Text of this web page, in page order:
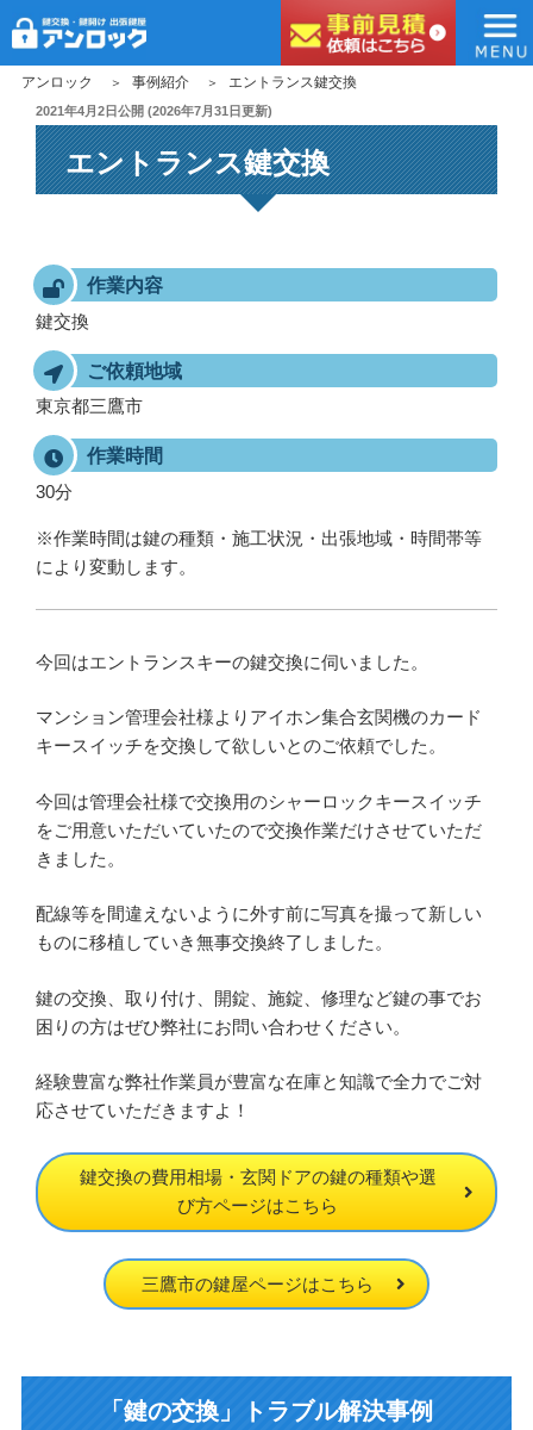
アンロック
アンロック 事例紹介 エントランス鍵交換
投
稿
日:
2021年4月2日公開 (2026年7月31日更新)
エントランス鍵交換
作業内容
鍵交換
ご依頼地域
東京都三鷹市
作業時間
30分
※作業時間は鍵の種類・施工状況・出張地域・時間帯等
により変動します。
今回はエントランスキーの鍵交換に伺いました。
マンション管理会社様よりアイホン集合玄関機のカード
キースイッチを交換して欲しいとのご依頼でした。
今回は管理会社様で交換用のシャーロックキースイッチ
をご用意いただいていたので交換作業だけさせていただ
きました。
配線等を間違えないように外す前に写真を撮って新しい
ものに移植していき無事交換終了しました。
鍵の交換、取り付け、開錠、施錠、修理など鍵の事でお
困りの方はぜひ弊社にお問い合わせください。
経験豊富な弊社作業員が豊富な在庫と知識で全力でご対
応させていただきますよ！
鍵交換の費用相場・玄関ドアの鍵の種類や選
び方ページはこちら
三鷹市の鍵屋ページはこちら
「鍵の交換」トラブル解決事例